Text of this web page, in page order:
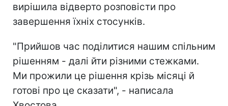
вирішила відверто розповісти про
завершення їхніх стосунків.
"Прийшов час поділитися нашим спільним
рішенням - далі йти різними стежками.
Ми прожили це рішення крізь місяці й
готові про це сказати", - написала